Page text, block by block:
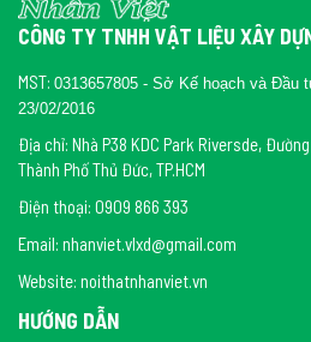
CÔNG TY TNHH VẬT LIỆU XÂY
MST: 0313657805 - Sở Kế hoạch và Đầu
23/02/2016
Địa chỉ: Nhà P38 KDC Park Riversde,
Thành Phố Thủ Đức, TP.HCM
Điện thoại: 0909 866 393
Email: nhanviet.vlxd@gmail.com
Website: noithatnhanviet.vn
HƯỚNG DẪN